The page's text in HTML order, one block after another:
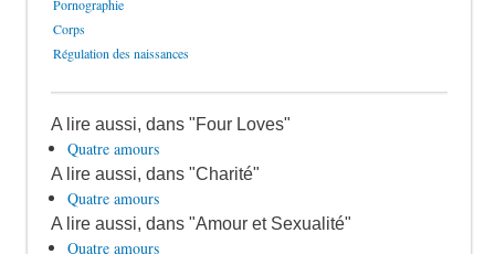
Pornographie
Corps
Régulation des naissances
A lire aussi, dans "Four Loves"
Quatre amours
A lire aussi, dans "Charité"
Quatre amours
A lire aussi, dans "Amour et Sexualité"
Quatre amours